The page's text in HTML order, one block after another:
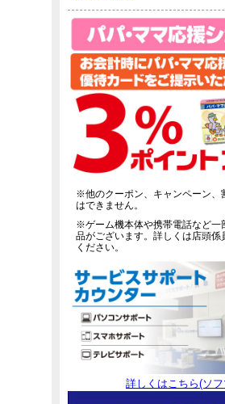
※他のクーポン、キャンペーン、
はできません。
※ゲーム機本体や携帯電話など一
品がございます。詳しくは店頭係
ください。
詳しくはこちら(ソ